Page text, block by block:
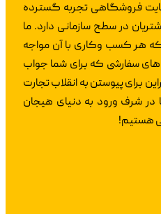
فروشگاهی تجربه گسترده
در سطح سازمانی دارد. ما
هر کسب وکاری با آن مواجه
سفارشی که برای شما جواب
برای پیوستن به انقلاب تجارت
در شرف ورود به دنیای هیجان
هستیم!